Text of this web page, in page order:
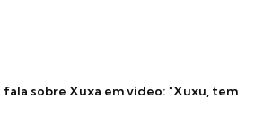
fala sobre Xuxa em vídeo: "Xuxu, tem